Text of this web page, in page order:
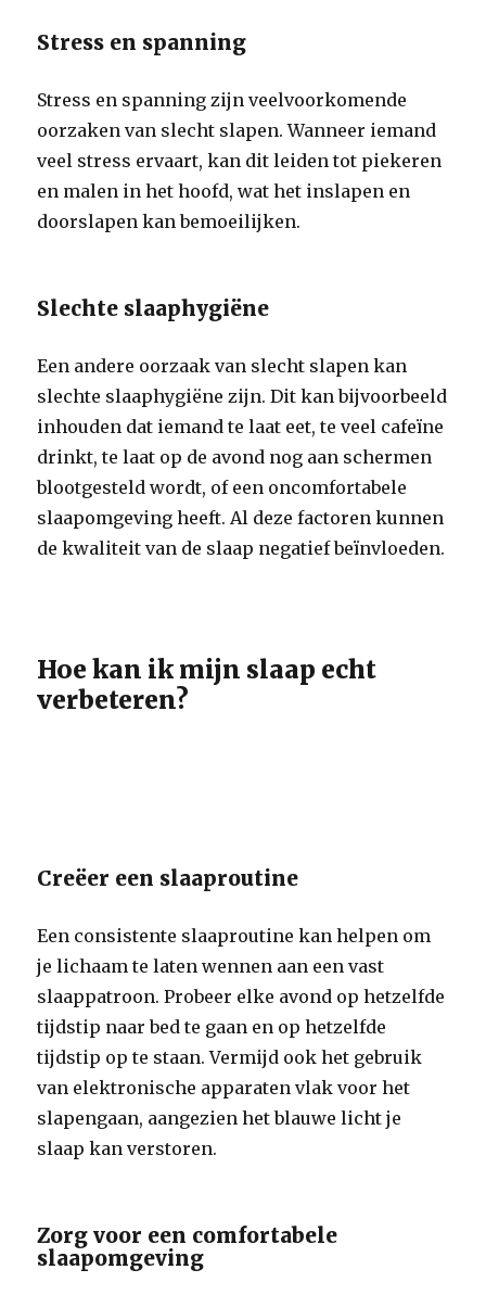
Stress en spanning
Stress en spanning zijn veelvoorkomende
oorzaken van slecht slapen. Wanneer iemand
veel stress ervaart, kan dit leiden tot piekeren
en malen in het hoofd, wat het inslapen en
doorslapen kan bemoeilijken.
Slechte slaaphygiëne
Een andere oorzaak van slecht slapen kan
slechte slaaphygiëne zijn. Dit kan bijvoorbeeld
inhouden dat iemand te laat eet, te veel cafeïne
drinkt, te laat op de avond nog aan schermen
blootgesteld wordt, of een oncomfortabele
slaapomgeving heeft. Al deze factoren kunnen
de kwaliteit van de slaap negatief beïnvloeden.
Hoe kan ik mijn slaap echt
verbeteren?
Creëer een slaaproutine
Een consistente slaaproutine kan helpen om
je lichaam te laten wennen aan een vast
slaappatroon. Probeer elke avond op hetzelfde
tijdstip naar bed te gaan en op hetzelfde
tijdstip op te staan. Vermijd ook het gebruik
van elektronische apparaten vlak voor het
slapengaan, aangezien het blauwe licht je
slaap kan verstoren.
Zorg voor een comfortabele
slaapomgeving